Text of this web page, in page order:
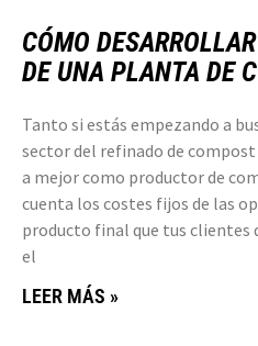
CÓMO
DE UNA PLANTA DE
Tanto si estás empezando a
sector del refinado de compost
a mejor como productor de
cuenta los costes fijos de las
producto final que tus clientes
el
LEER MÁS »